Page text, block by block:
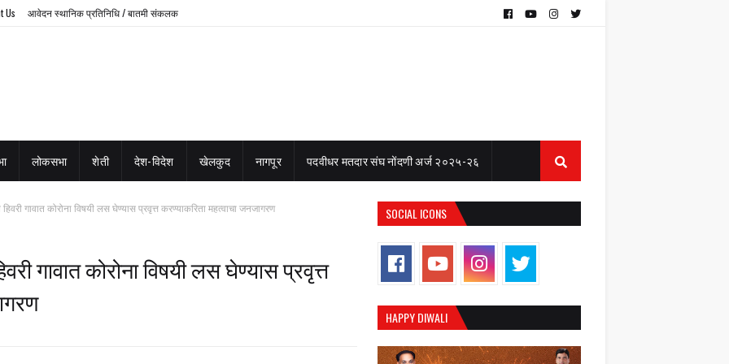
Us आवेदन स्थानिक प्रतिनिधि / बातमी संकलक
लोकसभा शेती देश-विदेश खेलकुद नागपूर पदवीधर मतदार संघ नोंदणी अर्ज २०२५-२६
गावात कोरोना विषयी लस घेण्यास प्रवृत्त करण्याकरिता महत्वाचा जनजागरण
गावात कोरोना विषयी लस घेण्यास प्रवृत्त
SOCIAL ICONS
HAPPY DIWALI